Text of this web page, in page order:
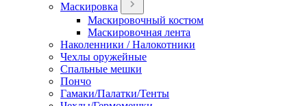
Маскировка
Маскировочный костюм
Маскировочная лента
Наколенники / Налокотники
Чехлы оружейные
Спальные мешки
Пончо
Гамаки/Палатки/Тенты